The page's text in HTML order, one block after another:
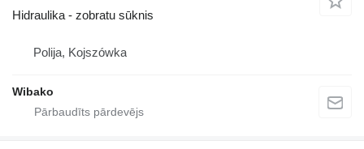
Hidraulika - zobratu sūknis
Polija, Kojszówka
Wibako